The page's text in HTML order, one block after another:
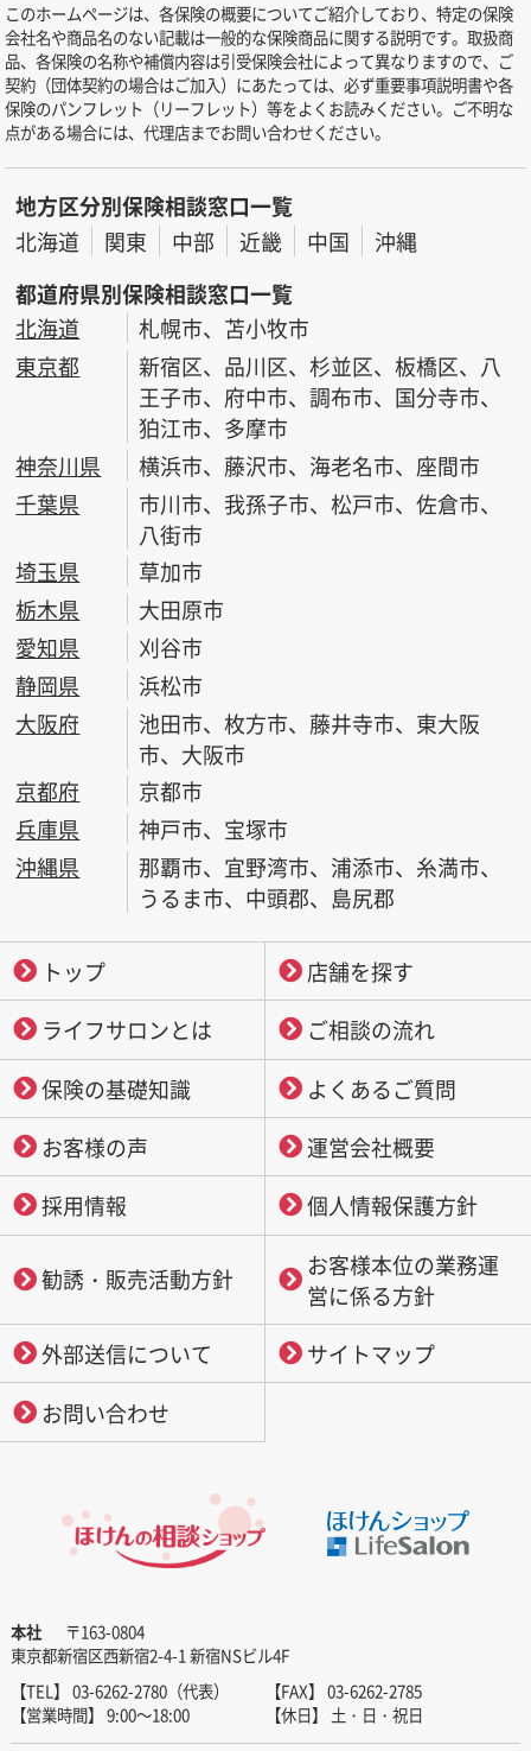
このホームページは、各保険の概要についてご紹介しており、特定の保険
会社名や商品名のない記載は一般的な保険商品に関する説明です。取扱商
品、各保険の名称や補償内容は引受保険会社によって異なりますので、ご
契約（団体契約の場合はご加入）にあたっては、必ず重要事項説明書や各
保険のパンフレット（リーフレット）等をよくお読みください。ご不明な
点がある場合には、代理店までお問い合わせください。
地方区分別保険相談窓口一覧
北海道
関東 中部 近畿 中国
沖縄
都道府県別保険相談窓口一覧
北海道
札幌市、苫小牧市
東京都
新宿区、品川区、杉並区、板橋区、八
王子市、府中市、調布市、国分寺市、
狛江市、多摩市
神奈川県
横浜市、藤沢市、海老名市、座間市
千葉県
市川市、我孫子市、松戸市、佐倉市、
八街市
埼玉県
草加市
栃木県
大田原市
愛知県
刈谷市
静岡県
浜松市
大阪府
池田市、枚方市、藤井寺市、東大阪
市、大阪市
京都府
京都市
兵庫県
神戸市、宝塚市
沖縄県
那覇市、宜野湾市、浦添市、糸満市、
うるま市、中頭郡、島尻郡
トップ
店舗を探す
ライフサロンとは
ご相談の流れ
保険の基礎知識
よくあるご質問
お客様の声
運営会社概要
採用情報
個人情報保護方針
勧誘・販売活動方針
お客様本位の業務運
営に係る方針
外部送信について
サイトマップ
お問い合わせ
本社
〒163-0804
東京都新宿区西新宿2-4-1 新宿NSビル4F
【TEL】 03-6262-2780（代表）
【FAX】 03-6262-2785
【営業時間】 9:00～18:00
【休日】 土・日・祝日